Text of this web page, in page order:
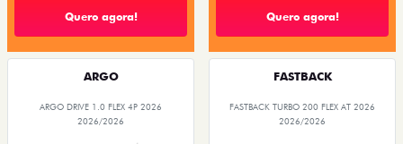
Quero agora! Quero agora!
ARGO
ARGO DRIVE 1.0 FLEX 4P 2026
2026/2026
FASTBACK
FASTBACK TURBO 200 FLEX AT 2026
2026/2026